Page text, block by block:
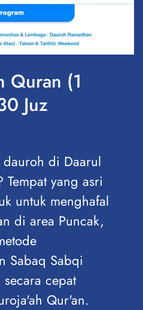
Quran (1
Juz
di Daarul
Tempat yang asri
untuk menghafal
di area Puncak,
Sabaq Sabqi
cepat
Qur'an.